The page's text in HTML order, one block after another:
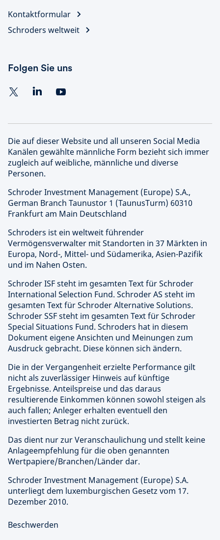
Kontaktformular
Schroders weltweit
Folgen Sie uns
Die auf dieser Website und all unseren Social Media
Kanälen gewählte männliche Form bezieht sich immer
zugleich auf weibliche, männliche und diverse
Personen.
Schroder Investment Management (Europe) S.A.,
German Branch Taunustor 1 (TaunusTurm) 60310
Frankfurt am Main Deutschland
Schroders ist ein weltweit führender
Vermögensverwalter mit Standorten in 37 Märkten in
Europa, Nord-, Mittel- und Südamerika, Asien-Pazifik
und im Nahen Osten.
Schroder ISF steht im gesamten Text für Schroder
International Selection Fund. Schroder AS steht im
gesamten Text für Schroder Alternative Solutions.
Schroder SSF steht im gesamten Text für Schroder
Special Situations Fund. Schroders hat in diesem
Dokument eigene Ansichten und Meinungen zum
Ausdruck gebracht. Diese können sich ändern.
Die in der Vergangenheit erzielte Performance gilt
nicht als zuverlässiger Hinweis auf künftige
Ergebnisse. Anteilspreise und das daraus
resultierende Einkommen können sowohl steigen als
auch fallen; Anleger erhalten eventuell den
investierten Betrag nicht zurück.
Das dient nur zur Veranschaulichung und stellt keine
Anlageempfehlung für die oben genannten
Wertpapiere/Branchen/Länder dar.
Schroder Investment Management (Europe) S.A.
unterliegt dem luxemburgischen Gesetz vom 17.
Dezember 2010.
Beschwerden